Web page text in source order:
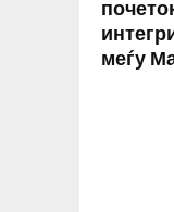
меѓу